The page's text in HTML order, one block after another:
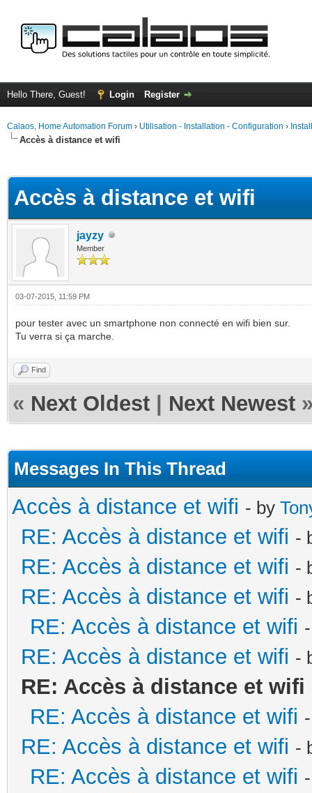
Hello There, Guest! Login Register
Calaos, Home Automation Forum › Utilisation - Installation - Configuration ›
Accès à distance et wifi
Accès à distance et wifi
jayzy
Member
03-07-2015, 11:59 PM
pour tester avec un smartphone non connecté en wifi bien sur.
Tu verra si ça marche.
Find
« Next Oldest Next Newest
Messages In This Thread
Accès à distance et wifi - by
RE: Accès à distance et wifi -
RE: Accès à distance et wifi -
RE: Accès à distance et wifi -
RE: Accès à distance et wifi
RE: Accès à distance et wifi -
RE: Accès à distance et wifi
RE: Accès à distance et wifi
RE: Accès à distance et wifi -
RE: Accès à distance et wifi